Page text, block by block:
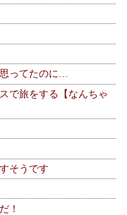
ってたのに…
で旅をする【なんちゃ
そうです
！